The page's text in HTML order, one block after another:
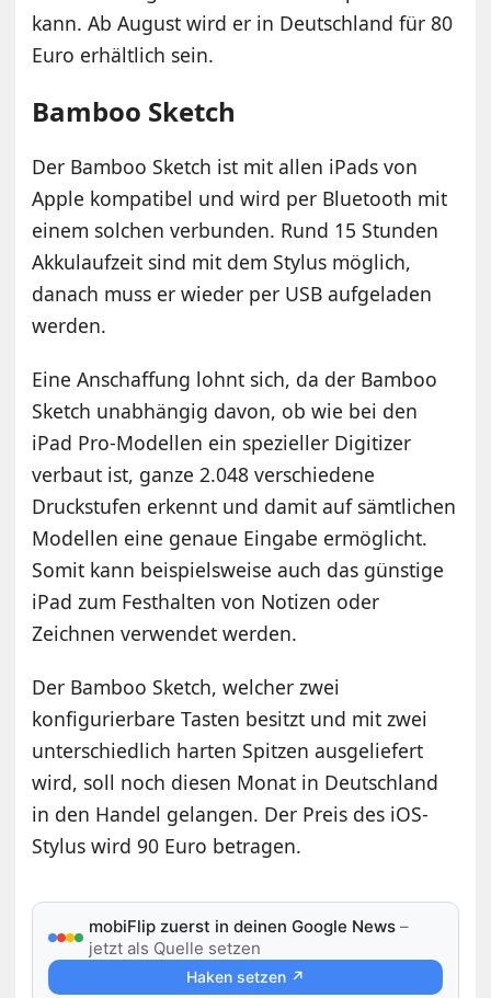
kann. Ab August wird er in Deutschland für 80
Euro erhältlich sein.
Bamboo Sketch
Der Bamboo Sketch ist mit allen iPads von
Apple kompatibel und wird per Bluetooth mit
einem solchen verbunden. Rund 15 Stunden
Akkulaufzeit sind mit dem Stylus möglich,
danach muss er wieder per USB aufgeladen
werden.
Eine Anschaffung lohnt sich, da der Bamboo
Sketch unabhängig davon, ob wie bei den
iPad Pro-Modellen ein spezieller Digitizer
verbaut ist, ganze 2.048 verschiedene
Druckstufen erkennt und damit auf sämtlichen
Modellen eine genaue Eingabe ermöglicht.
Somit kann beispielsweise auch das günstige
iPad zum Festhalten von Notizen oder
Zeichnen verwendet werden.
Der Bamboo Sketch, welcher zwei
konfigurierbare Tasten besitzt und mit zwei
unterschiedlich harten Spitzen ausgeliefert
wird, soll noch diesen Monat in Deutschland
in den Handel gelangen. Der Preis des iOS-
Stylus wird 90 Euro betragen.
mobiFlip zuerst in deinen Google News –
jetzt als Quelle setzen
Haken setzen ↗